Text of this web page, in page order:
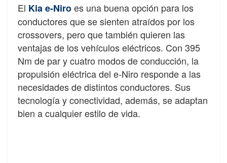
El Kia e-Niroes una buena opción para los
conductores que se sienten atraídos por los
crossovers, pero que también quieren las
ventajas de los vehículos eléctricos. Con 395
Nm de par y cuatro modos de conducción, la
propulsión eléctrica del e-Niro responde a las
necesidades de distintos conductores. Sus
tecnología y conectividad, además, se adaptan
bien a cualquier estilo de vida.